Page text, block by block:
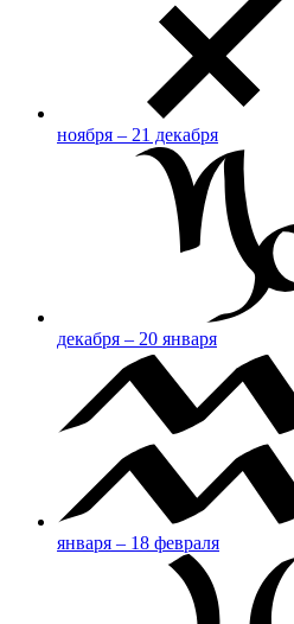
ноября – 21 декабря
декабря – 20 января
января – 18 февраля